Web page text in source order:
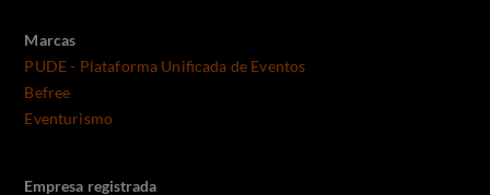
Marcas
PUDE - Plataforma Unificada de Eventos
Befree
Eventurismo
Empresa registrada